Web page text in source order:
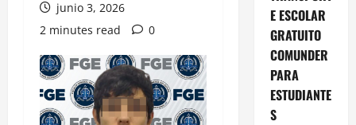
junio 3, 2026
2 minutes read
0
E ESCOLAR
GRATUITO
COMUNDER
PARA
ESTUDIANTE
S